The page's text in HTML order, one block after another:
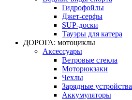
Гидрофойлы
Джет-серфы
SUP-доски
Тауэры для катера
ДОРОГА: мотоциклы
Аксессуары
Ветровые стекла
Моторюкзаки
Чехлы
Зарядные устройства
Аккумуляторы